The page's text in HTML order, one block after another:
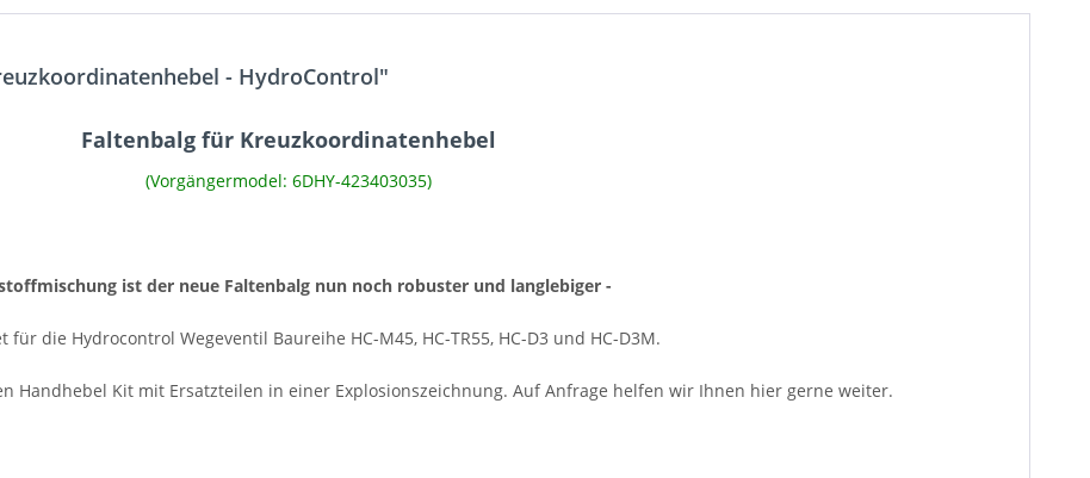
- HydroControl"
Faltenbalg für Kreuzkoordinatenhebel
(Vorgängermodel: 6DHY-423403035)
ist der neue Faltenbalg nun noch robuster und langlebiger -
die Hydrocontrol Wegeventil Baureihe HC-M45, HC-TR55, HC-D3 und HC-D3M.
Handhebel Kit mit Ersatzteilen in einer Explosionszeichnung. Auf Anfrage helfen wir Ihnen hier gerne weiter.